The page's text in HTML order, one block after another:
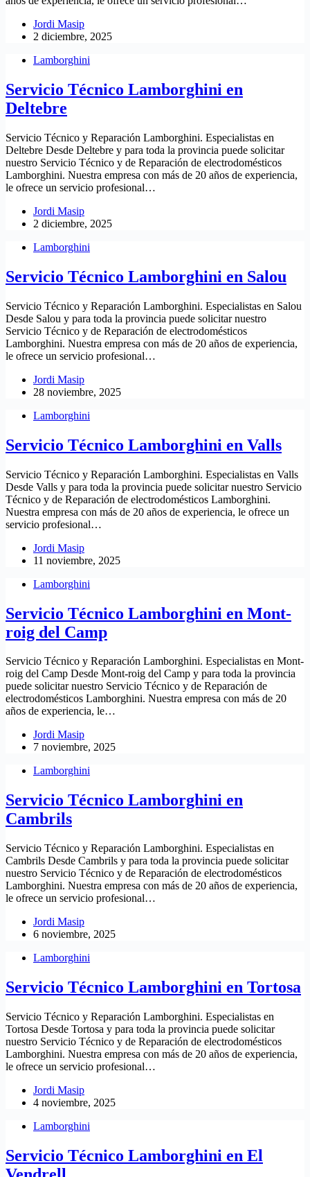
Jordi Masip
2 diciembre, 2025
Lamborghini
Servicio Técnico Lamborghini en
Deltebre
Servicio Técnico y Reparación Lamborghini. Especialistas en
Deltebre Desde Deltebre y para toda la provincia puede solicitar
nuestro Servicio Técnico y de Reparación de electrodomésticos
Lamborghini. Nuestra empresa con más de 20 años de experiencia,
le ofrece un servicio profesional…
Jordi Masip
2 diciembre, 2025
Lamborghini
Servicio Técnico Lamborghini en Salou
Servicio Técnico y Reparación Lamborghini. Especialistas en Salou
Desde Salou y para toda la provincia puede solicitar nuestro
Servicio Técnico y de Reparación de electrodomésticos
Lamborghini. Nuestra empresa con más de 20 años de experiencia,
le ofrece un servicio profesional…
Jordi Masip
28 noviembre, 2025
Lamborghini
Servicio Técnico Lamborghini en Valls
Servicio Técnico y Reparación Lamborghini. Especialistas en Valls
Desde Valls y para toda la provincia puede solicitar nuestro Servicio
Técnico y de Reparación de electrodomésticos Lamborghini.
Nuestra empresa con más de 20 años de experiencia, le ofrece un
servicio profesional…
Jordi Masip
11 noviembre, 2025
Lamborghini
Servicio Técnico Lamborghini en Mont-
roig del Camp
Servicio Técnico y Reparación Lamborghini. Especialistas en Mont-
roig del Camp Desde Mont-roig del Camp y para toda la provincia
puede solicitar nuestro Servicio Técnico y de Reparación de
electrodomésticos Lamborghini. Nuestra empresa con más de 20
años de experiencia, le…
Jordi Masip
7 noviembre, 2025
Lamborghini
Servicio Técnico Lamborghini en
Cambrils
Servicio Técnico y Reparación Lamborghini. Especialistas en
Cambrils Desde Cambrils y para toda la provincia puede solicitar
nuestro Servicio Técnico y de Reparación de electrodomésticos
Lamborghini. Nuestra empresa con más de 20 años de experiencia,
le ofrece un servicio profesional…
Jordi Masip
6 noviembre, 2025
Lamborghini
Servicio Técnico Lamborghini en Tortosa
Servicio Técnico y Reparación Lamborghini. Especialistas en
Tortosa Desde Tortosa y para toda la provincia puede solicitar
nuestro Servicio Técnico y de Reparación de electrodomésticos
Lamborghini. Nuestra empresa con más de 20 años de experiencia,
le ofrece un servicio profesional…
Jordi Masip
4 noviembre, 2025
Lamborghini
Servicio Técnico Lamborghini en El